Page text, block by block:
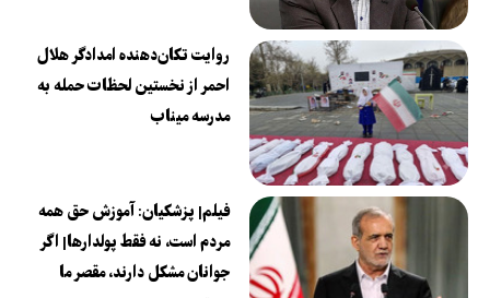
روایت تکان‌دهنده امدادگر هلال
احمر از نخستین لحظات حمله به
مدرسه میناب
فیلم| پزشکیان: آموزش حق همه
مردم است، نه فقط پولدارها| اگر
جوانان مشکل دارند، مقصر ما